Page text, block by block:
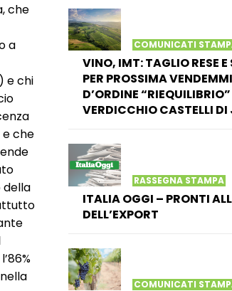
che
a
e chi
che
della
COMUNICATI
VINO, IMT: TAGLIO RESE
PER PROSSIMA
D’ORDINE
VERDICCHIO CASTELLI DI
RASSEGNA STAMPA
ITALIA OGGI – PRONTI
DELL’EXPORT
COMUNICATI